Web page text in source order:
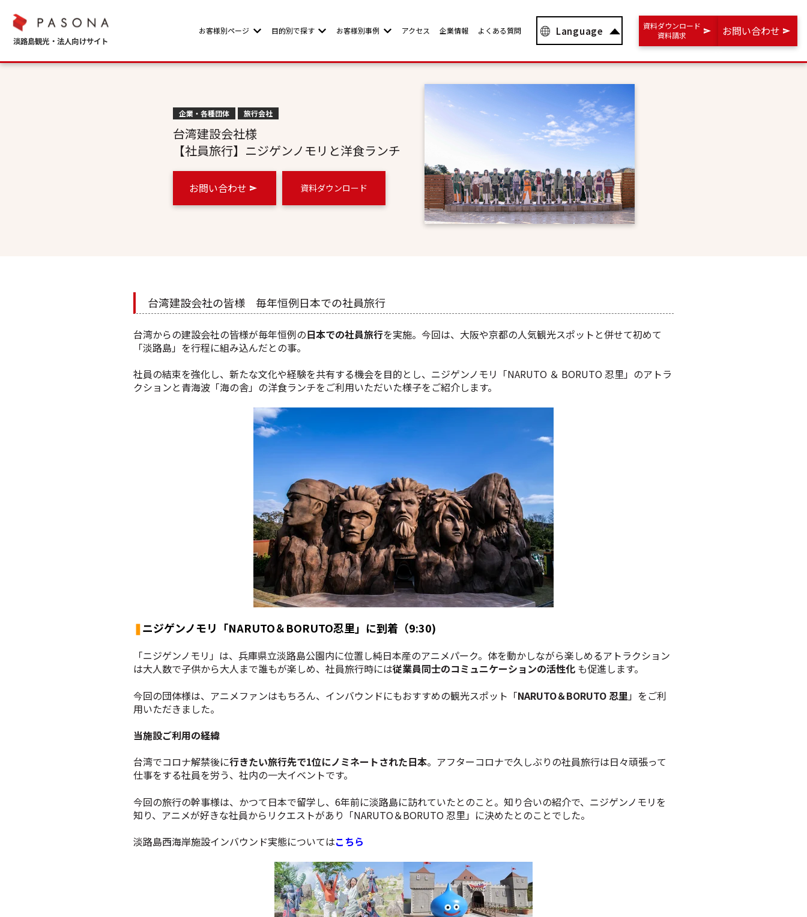
お客様別ページ Show submenu for お客様別ページ
目的別で探す Show submenu for 目的別で探す
お客様別事例 Show submenu for お客様別事例
アクセス 企業情報 よくある質問 Language
資料ダウンロード
資料請求
お問い合わせ
企業・各種団体 旅行会社
台湾建設会社様
【社員旅行】ニジゲンノモリと洋食ランチ
お問い合わせ 資料ダウンロード
台湾建設会社の皆様 毎年恒例日本での社員旅行
台湾からの建設会社の皆様が毎年恒例の日本での社員旅行を実施。今回は、大阪や京都の人気観光スポットと併せて初めて
「淡路島」を行程に組み込んだとの事。
社員の結束を強化し、新たな文化や経験を共有する機会を目的とし、ニジゲンノモリ「NARUTO ＆ BORUTO 忍里」のアトラ
クションと青海波「海の舎」の洋食ランチをご利用いただいた様子をご紹介します。
❚ニジゲンノモリ 「NARUTO＆BORUTO忍里」 に到着（9:30)
「ニジゲンノモリ」は、兵庫県立淡路島公園内に位置し純日本産のアニメパーク。体を動かしながら楽しめるアトラクション
は大人数で子供から大人まで誰もが楽しめ、社員旅行時には従業員同士のコミュニケーションの活性化 も促進します。
今回の団体様は、アニメファンはもちろん、インバウンドにもおすすめの観光スポット「NARUTO＆BORUTO 忍里 」をご利
用いただきました。
当施設ご利用の経緯
台湾でコロナ解禁後に行きたい旅行先で1位にノミネートされた日本。アフターコロナで久しぶりの社員旅行は日々頑張って
仕事をする社員を労う、社内の一大イベントです。
今回の旅行の幹事様は、かつて日本で留学し、6年前に淡路島に訪れていたとのこと。知り合いの紹介で、ニジゲンノモリを
知り、アニメが好きな社員からリクエストがあり「NARUTO＆BORUTO 忍里」に決めたとのことでした。
淡路島西海岸施設インバウンド実態についてはこちら